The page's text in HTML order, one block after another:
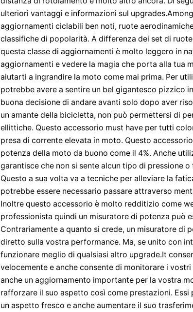
ulteriori vantaggi e informazioni sul
aggiornamenti ciclabili ben noti, ruote
classifiche di popolarità. A differenza dei set di
questa classe di aggiornamenti è molto leggero in
aggiornamenti e vedere la magia che porta alla tua
aiutarti a ingrandire la moto come mai prima. Per
potrebbe avere a sentire un bel gigantesco pizzico
buona decisione di andare avanti solo dopo aver
un amante della bicicletta, non può permettersi di
ellittiche. Questo accessorio must have per tutti
presa di corrente elevata in moto. Questo
potenza della moto da buono come il 4%. Anche
garantisce che non si sente alcun tipo di pressione
Questo a sua volta va a tecniche per alleviare la
potrebbe essere necessario passare attraverso
Inoltre questo accessorio è molto redditizio come
professionista quindi un misuratore di potenza può
Contrariamente a quanto si crede, un misuratore di
diretto sulla vostra performance. Ma, se unito con
funzionare meglio di qualsiasi altro upgrade.It
velocemente e anche consente di monitorare i
anche un aggiornamento importante per la vostra
rafforzare il suo aspetto così come prestazioni. Essi
un aspetto fresco e anche aumentare il suo